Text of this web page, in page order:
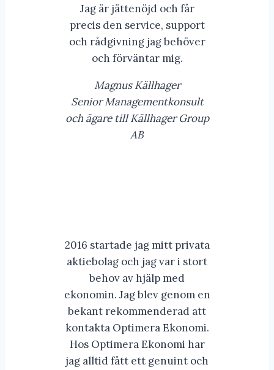
Jag är jättenöjd och får
precis den service, support
och rådgivning jag behöver
och förväntar mig.
Magnus Källhager
Senior Managementkonsult
och ägare till Källhager Group
AB
2016 startade jag mitt privata
aktiebolag och jag var i stort
behov av hjälp med
ekonomin. Jag blev genom en
bekant rekommenderad att
kontakta Optimera Ekonomi.
Hos Optimera Ekonomi har
jag alltid fått ett genuint och